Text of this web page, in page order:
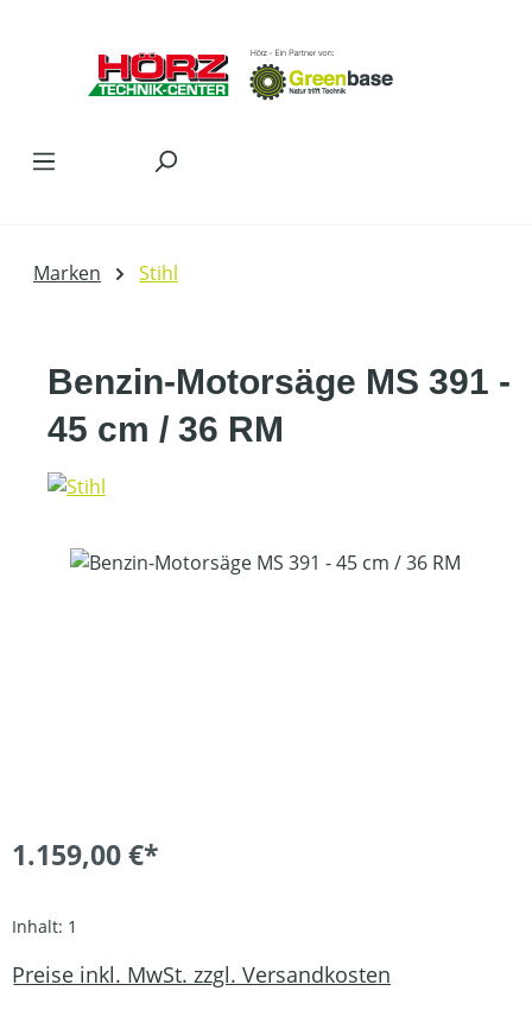
Marken Stihl
Benzin-Motorsäge MS 391 -
45 cm / 36 RM
Bildergalerie überspringen
1.159,00 €*
Inhalt: 1
Preise inkl. MwSt. zzgl. Versandkosten